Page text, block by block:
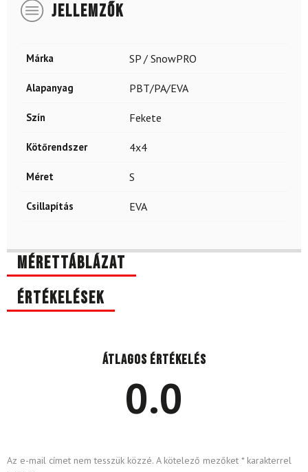
JELLEMZŐK
Márka SP / SnowPRO
Alapanyag PBT/PA/EVA
Szín Fekete
Kötőrendszer 4x4
Méret S
Csillapítás EVA
Mérettáblázat
Értékelések
Átlagos értékelés
0.0
Az e-mail címet nem tesszük közzé. A kötelező mezőket *karakterrel